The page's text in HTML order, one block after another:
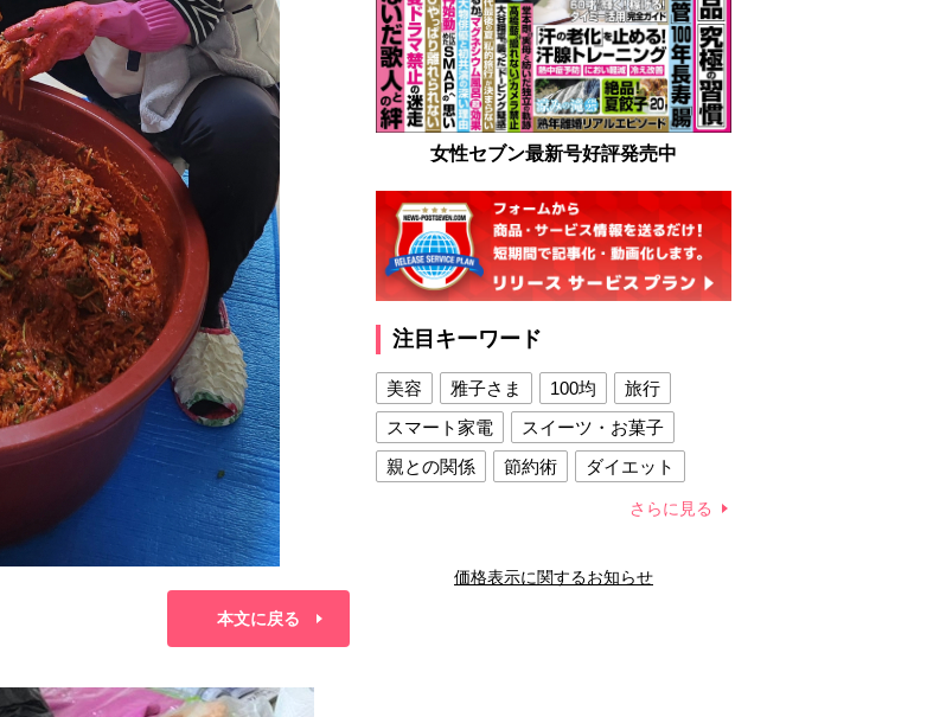
本文に戻る
女性セブン最新号好評発売中
注目キーワード
美容 雅子さま 100均
旅行
スマート家電
スイーツ・お菓子
親との関係
節約術
ダイエット
夫との関係
新津春子 どか食い
さらに見る
価格表示に関するお知らせ